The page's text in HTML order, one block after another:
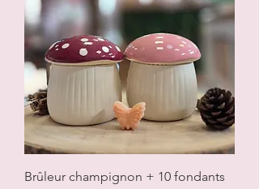
Brûleur champignon + 10 fondants